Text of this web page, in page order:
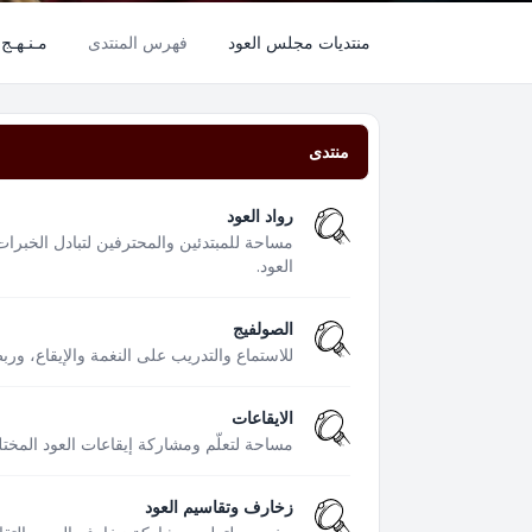
منتديات مجلس العود فهرس المنتدى
منتدى
رواد العود
مساحة للمبتدئين والمحترفين لتبادل
العود.
الصولفيج
للاستماع والتدريب على النغمة والإيقاع،
الايقاعات
مساحة لتعلّم ومشاركة إيقاعات العود
زخارف وتقاسيم العود